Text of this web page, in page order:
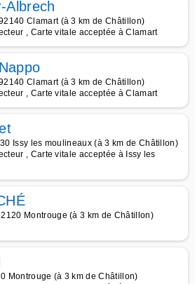
Albrech
Clamart (à 3 km de Châtillon)
, Carte vitale acceptée à Clamart
Clamart (à 3 km de Châtillon)
, Carte vitale acceptée à Clamart
Issy les moulineaux (à 3 km de Châtillon)
, Carte vitale acceptée à Issy les
Montrouge (à 3 km de Châtillon)
Montrouge (à 3 km de Châtillon)